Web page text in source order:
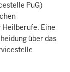
PuG)
Eine
über das